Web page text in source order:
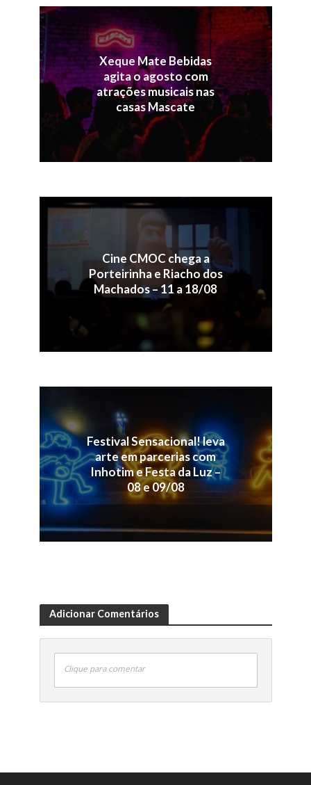
Xeque Mate Bebidas
agita o agosto com
atrações musicais nas
casas Mascate
Cine CMOC chega a
Porteirinha e Riacho dos
Machados – 11 a 18/08
Festival Sensacional! leva
arte em parcerias com
Inhotim e Festa da Luz –
08 e 09/08
Adicionar Comentários
Clique para comentar